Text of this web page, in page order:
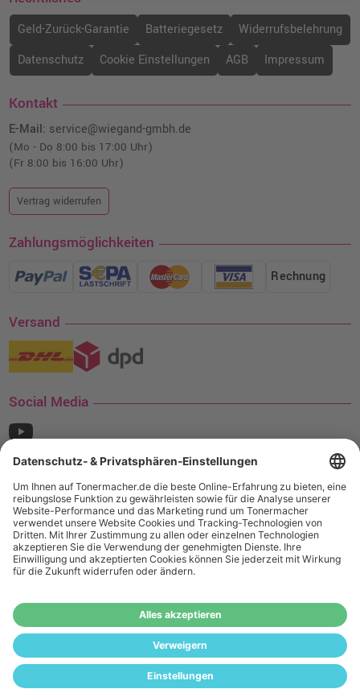
Geld-Zurück-Garantie Batteriegesetz
Widerrufsbelehrung
Datenschutz
Cookie Einstellungen AGB Impressum
Kontakt
E-Mail: service@wiegand-gmbh.de
(Mo - Do 8:00 bis 17:00 Uhr)
(Fr 8:00 bis 16:00 Uhr)
Vertrag widerrufen
Zahlungsmöglichkeiten
Rechnung
Versand
Social Media
¹ Nur gültig für den Versand innerhalb Deutschlands. Befindet sich ein Warenwert
von mindestens 35€ (inkl. Mwst.) an Ampertec Artikeln in Ihrem Warenkorb, ist der
Versand für Sie kostenfrei.
Das Angebot von tonermacher.de richtet sich
nicht an Wiederverkäufer. Wenn Sie Wiederverkäufer sind,
registrieren Sie sich bitte in unserem Händler-Portal